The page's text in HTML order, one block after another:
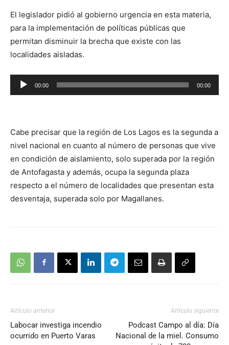
El legislador pidió al gobierno urgencia en esta materia,
para la implementación de políticas públicas que
permitan disminuir la brecha que existe con las
localidades aisladas.
Reproductor
de
00:00 00:00
Cabe precisar que la región de Los Lagos es la segunda a
nivel nacional en cuanto al número de personas que vive
en condición de aislamiento, solo superada por la región
de Antofagasta y además, ocupa la segunda plaza
respecto a el número de localidades que presentan esta
desventaja, superada solo por Magallanes.
Artículo anterior
Labocar investiga incendio
ocurrido en Puerto Varas
Artículo siguiente
Podcast Campo al día: Día
Nacional de la miel. Consumo